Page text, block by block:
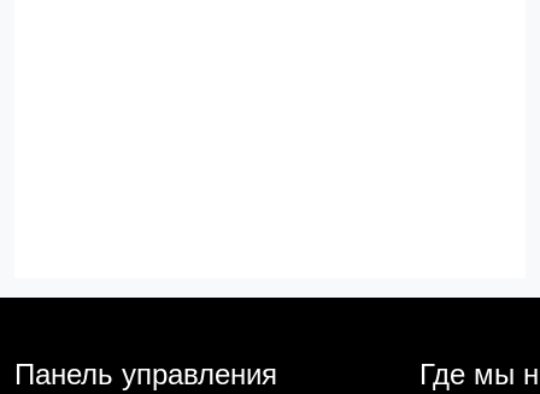
Панель управления Где мы